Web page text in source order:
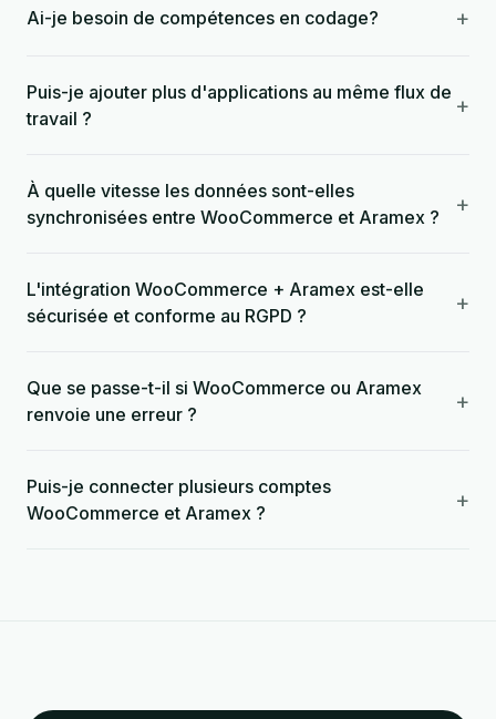
Ai-je besoin de compétences en codage? +
Puis-je ajouter plus d'applications au même flux de
travail ?
+
À quelle vitesse les données sont-elles
synchronisées entre WooCommerce et Aramex ?
+
L'intégration WooCommerce + Aramex est-elle
sécurisée et conforme au RGPD ?
+
Que se passe-t-il si WooCommerce ou Aramex
renvoie une erreur ?
+
Puis-je connecter plusieurs comptes
WooCommerce et Aramex ?
+